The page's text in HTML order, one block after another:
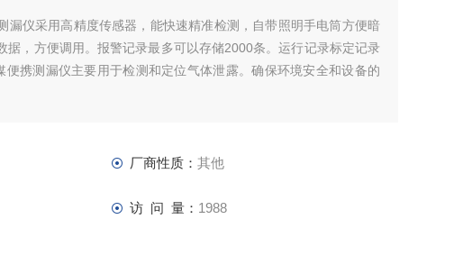
漏仪采用高精度传感器，能快速精准检测，自带照明手电筒方便暗
据，方便调用。报警记录最多可以存储2000条。运行记录标定记录
便携测漏仪主要用于检测和定位气体泄露。确保环境安全和设备的
厂商性质： 其他
访 问 量： 1988